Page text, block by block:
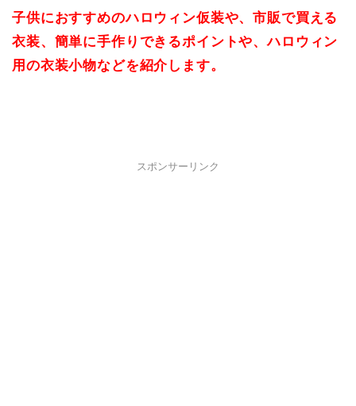
子供におすすめのハロウィン仮装や、市販で買える
衣装、簡単に手作りできるポイントや、ハロウィン
用の衣装小物などを紹介します。
スポンサーリンク